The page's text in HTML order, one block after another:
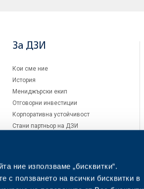
ние използваме „бисквитки“.
с ползването на всички бисквитки в
За ДЗИ
Кои сме ние
История
Мениджърски екип
Отговорни инвестиции
Корпоративна устойчивост
Стани партньор на ДЗИ
Кариери
Новини